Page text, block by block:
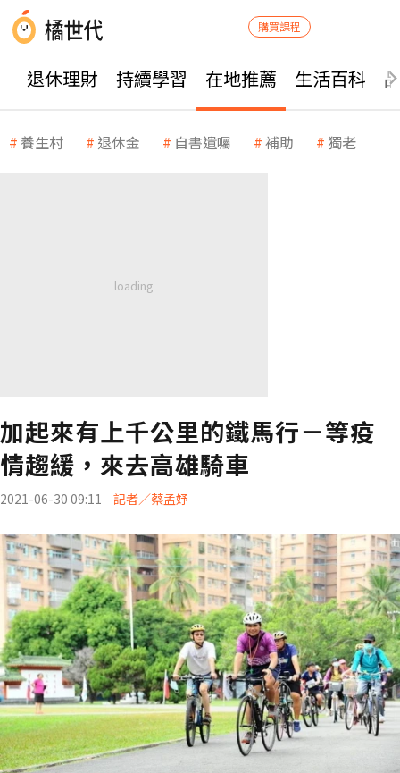
購買課程
退休理財 持續學習 在地推薦 生活百科
養生村 退休金 自書遺囑 補助 獨老
加起來有上千公里的鐵馬行－等疫
情趨緩，來去高雄騎車
2021-06-30 09:11 記者／蔡孟妤